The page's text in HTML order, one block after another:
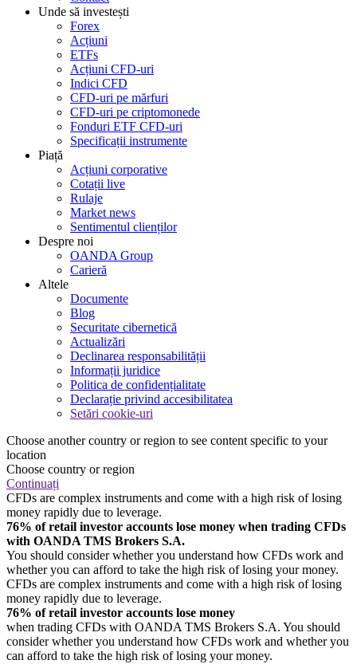
Unde să investești
Forex
Acțiuni
ETFs
Acțiuni CFD-uri
Indici CFD
CFD-uri pe mărfuri
CFD-uri pe criptomonede
Fonduri ETF CFD-uri
Specificații instrumente
Piață
Acțiuni corporative
Cotații live
Rulaje
Market news
Sentimentul clienților
Despre noi
OANDA Group
Carieră
Altele
Documente
Blog
Securitate cibernetică
Actualizări
Declinarea responsabilității
Informații juridice
Politica de confidențialitate
Declarație privind accesibilitatea
Setări cookie-uri
Choose another country or region to see content specific to your
location
Choose country or region
Continuați
CFDs are complex instruments and come with a high risk of losing
money rapidly due to leverage.
76% of retail investor accounts lose money when trading CFDs
with OANDA TMS Brokers S.A.
You should consider whether you understand how CFDs work and
whether you can afford to take the high risk of losing your money.
CFDs are complex instruments and come with a high risk of losing
money rapidly due to leverage.
76% of retail investor accounts lose money
when trading CFDs with OANDA TMS Brokers S.A. You should
consider whether you understand how CFDs work and whether you
can afford to take the high risk of losing your money.